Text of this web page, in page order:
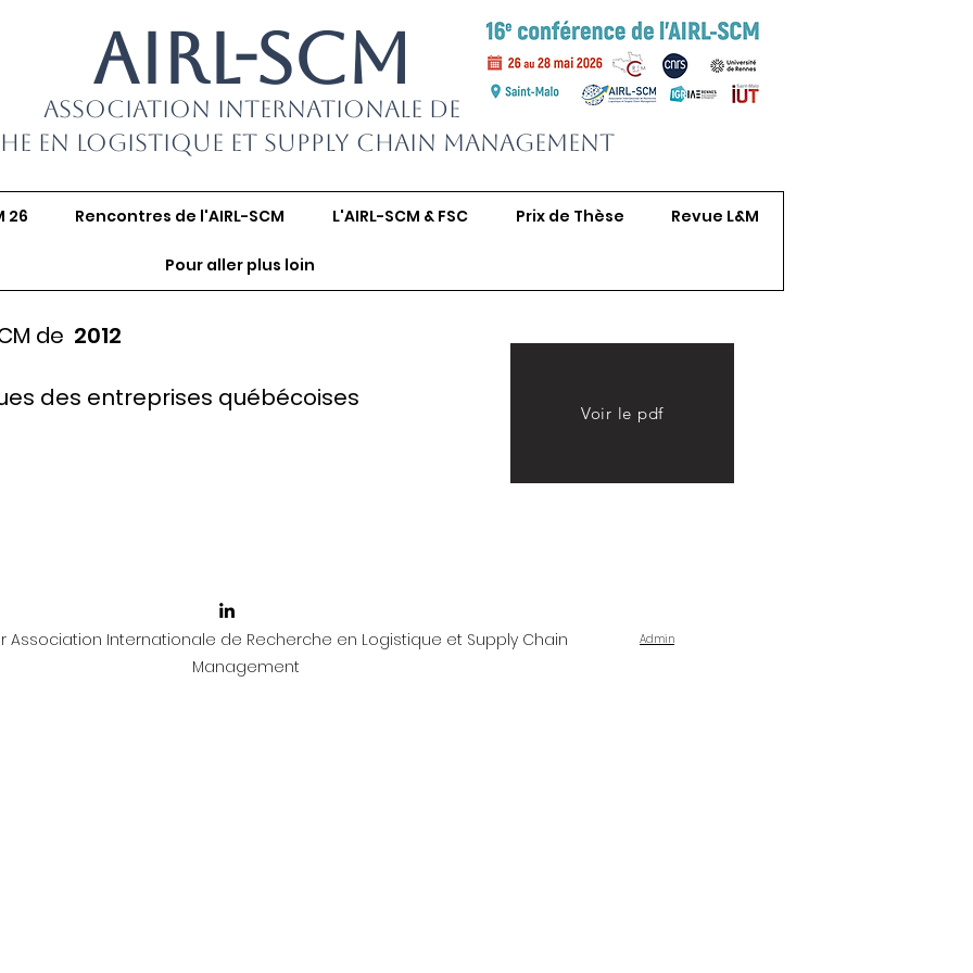
AIRL-SCM
Association Internationale de
en Logistique et Supply Chain Management
26 Rencontres de l'AIRL-SCM L'AIRL-SCM & FSC Prix de Thèse Revue L&M
Pour aller plus loin
de 2012
des entreprises québécoises
Voir le pdf
Association Internationale de Recherche en Logistique et Supply Chain
Management
Admin